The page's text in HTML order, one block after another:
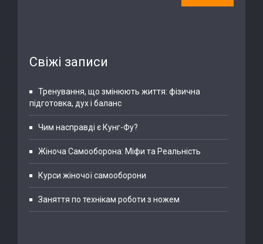
Свіжі записи
Тренування, що змінюють життя: фізична
підготовка, дух і баланс
Чим насправді є Кунг-Фу?
Жіноча Самооборона: Міфи та Реальність
Курси жіночої самооборони
Заняття по технікам роботи з ножем